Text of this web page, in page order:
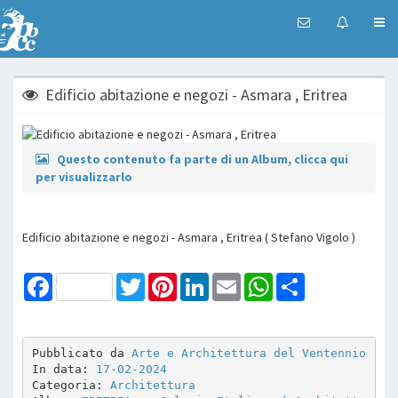
Edificio abitazione e negozi - Asmara , Eritrea
Questo contenuto fa parte di un Album, clicca qui
per visualizzarlo
Edificio abitazione e negozi - Asmara , Eritrea ( Stefano Vigolo )
Facebook TwitterPinterestLinkedInEmail WhatsApp
Pubblicato da Arte e Architettura del Ventennio
In data: 17-02-2024
Categoria: Architettura